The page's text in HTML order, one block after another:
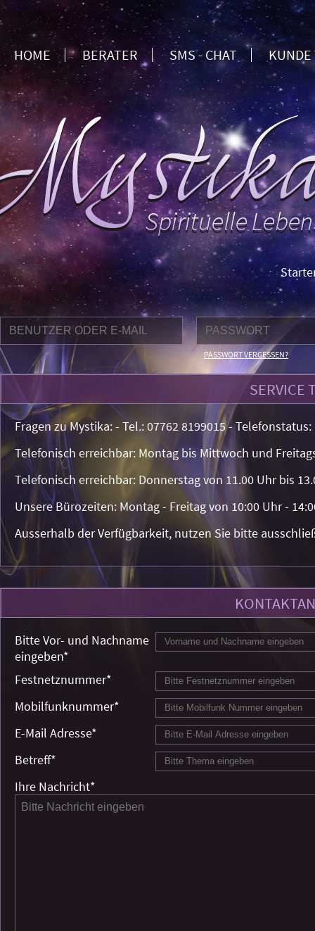
HOME BERATER SMS - CHAT KUNDE
PASSWORT VERGESSEN?
Starten Sie
SERVICE
Fragen zu Mystika: - Tel.: 07762 8199015 - Telefonstatus:
Telefonisch erreichbar: Montag bis Mittwoch und
Telefonisch erreichbar: Donnerstag von 11.00 Uhr bis
Unsere Bürozeiten: Montag - Freitag von 10:00 Uhr -
Ausserhalb der Verfügbarkeit, nutzen Sie bitte
Bitte Vor- und Nachname
eingeben*
Festnetznummer*
Mobilfunknummer*
E-Mail Adresse*
Betreff*
Ihre Nachricht*